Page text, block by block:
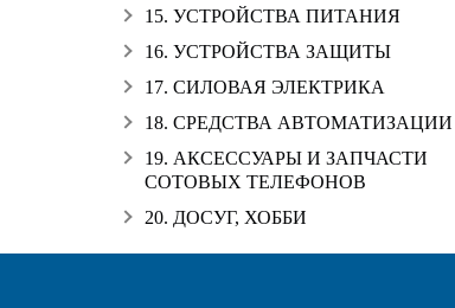
15. УСТРОЙСТВА ПИТАНИЯ
16. УСТРОЙСТВА ЗАЩИТЫ
17. СИЛОВАЯ ЭЛЕКТРИКА
18. СРЕДСТВА АВТОМАТИЗАЦИИ
19. АКСЕССУАРЫ И ЗАПЧАСТИ
СОТОВЫХ ТЕЛЕФОНОВ
20. ДОСУГ, ХОББИ